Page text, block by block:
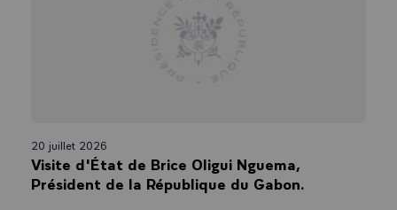
20 juillet 2026
Visite d'État de Brice Oligui Nguema,
Président de la République du Gabon.